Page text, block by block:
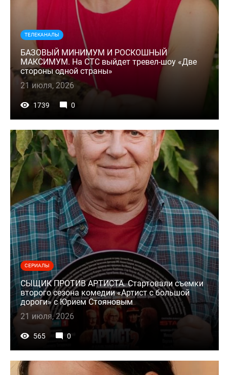
ТЕЛЕКАНАЛЫ
БАЗОВЫЙ МИНИМУМ И РОСКОШНЫЙ
МАКСИМУМ. На СТС выйдет тревел-шоу «Две
стороны одной страны»
21 июля, 2026
1739 0
СЕРИАЛЫ
СЫЩИК ПРОТИВ АРТИСТА. Стартовали съемки
второго сезона комедии «Артист с большой
дороги» с Юрием Стояновым
21 июля, 2026
565 0